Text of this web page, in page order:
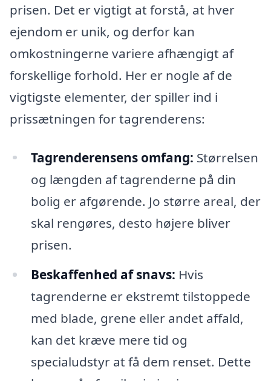
prisen. Det er vigtigt at forstå, at hver
ejendom er unik, og derfor kan
omkostningerne variere afhængigt af
forskellige forhold. Her er nogle af de
vigtigste elementer, der spiller ind i
prissætningen for tagrenderens:
Tagrenderensens omfang: Størrelsen
og længden af tagrenderne på din
bolig er afgørende. Jo større areal, der
skal rengøres, desto højere bliver
prisen.
Beskaffenhed af snavs: Hvis
tagrenderne er ekstremt tilstoppede
med blade, grene eller andet affald,
kan det kræve mere tid og
specialudstyr at få dem renset. Dette